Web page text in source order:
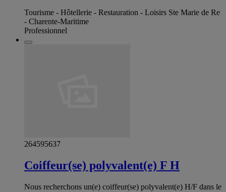
Tourisme - Hôtellerie - Restauration - Loisirs Ste Marie de Re
- Charente-Maritime
Professionnel
264595637
Coiffeur(se) polyvalent(e) F H
Nous recherchons un(e) coiffeur(se) polyvalent(e) H/F dans le